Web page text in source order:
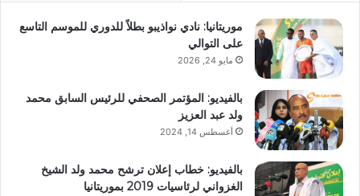
موريتانيا: نادي نواذيبو بطلاً للدوري للموسم التاسع
على التوالي
مايو 24, 2026
بالفيديو: المؤتمر الصحفي للرئيس السابق محمد
ولد عبد العزيز
أغسطس 14, 2024
بالفيديو: خطاب إعلان ترشح محمد ولد الشيخ
الغزواني لرئاسيات 2019 بموريتانيا